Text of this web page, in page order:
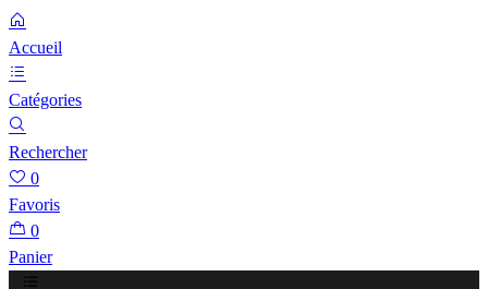
Accueil
Catégories
Rechercher
0
Favoris
0
Panier